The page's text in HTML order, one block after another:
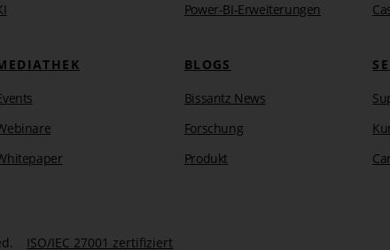
Power-BI-Erweiterungen
BLOGS
Bissantz News
Forschung
Produkt
ISO/IEC 27001 zertifiziert